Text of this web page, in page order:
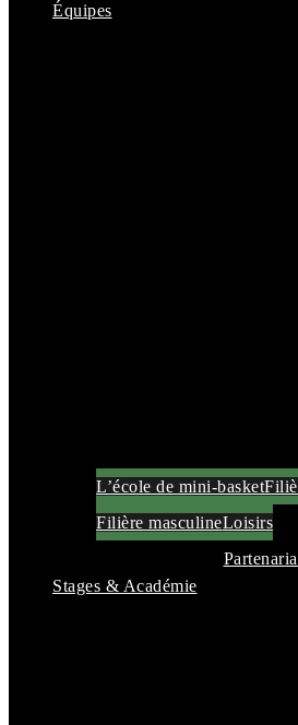
Équipes
L’école de mini-basket
Filière masculineLoisirs
Stages & Académie